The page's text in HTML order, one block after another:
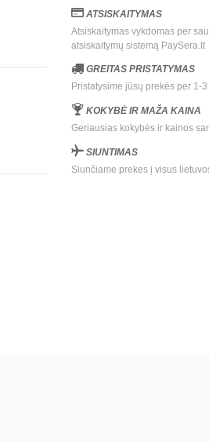
ATSISKAITYMAS
Atsiskaitymas vykdomas per
atsiskaitymų sistemą PaySera.lt
GREITAS PRISTATYMAS
Pristatysime jūsų prekės per 1-
KOKYBĖ IR MAŽA KAINA
Geriausias kokybės ir kainos
SIUNTIMAS
Siunčiame prekes į visus